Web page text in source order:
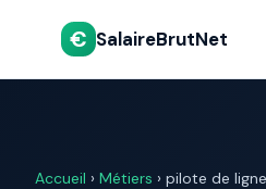
€ SalaireBrutNet
Accueil › Métiers › pilote de ligne